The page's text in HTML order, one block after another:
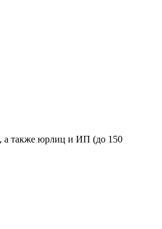
а также юрлиц и ИП (до 150